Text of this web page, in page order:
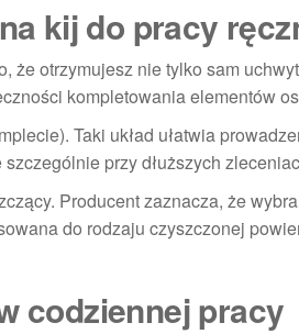
kij do pracy
że otrzymujesz nie tylko sam
kompletowania elementów
Taki układ ułatwia
przy dłuższych
Producent zaznacza, że
do rodzaju czyszczonej
codziennej pracy